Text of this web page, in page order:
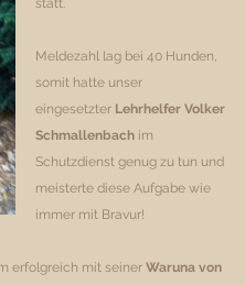
statt.
Meldezahl lag bei 40 Hunden,
somit hatte unser
eingesetzter Lehrhelfer Volker
Schmallenbach im
Schutzdienst genug zu tun und
meisterte diese Aufgabe wie
immer mit Bravur!
erfolgreich mit seiner Waruna von